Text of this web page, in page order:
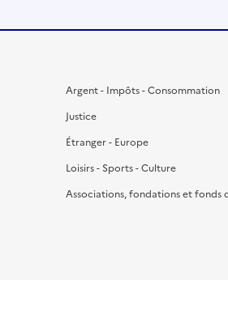
Argent - Impôts - Consommation
Justice
Étranger - Europe
Loisirs - Sports - Culture
Associations, fondations et fonds